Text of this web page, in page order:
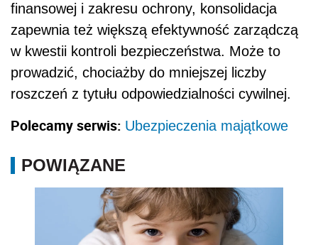
finansowej i zakresu ochrony, konsolidacja
zapewnia też większą efektywność zarządczą
w kwestii kontroli bezpieczeństwa. Może to
prowadzić, chociażby do mniejszej liczby
roszczeń z tytułu odpowiedzialności cywilnej.
Polecamy serwis: Ubezpieczenia majątkowe
POWIĄZANE